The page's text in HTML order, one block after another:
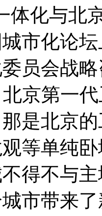
体化与
市化论
员会战
京第一代
是北京
等单纯
得不与
市带来